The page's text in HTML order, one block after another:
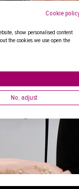
Cookie
show personalised content
the cookies we use open the
No, adjust